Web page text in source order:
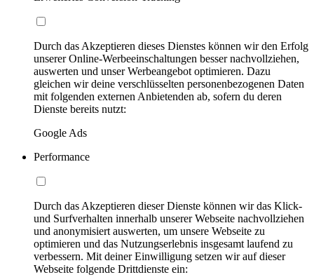
Durch das Akzeptieren dieses Dienstes können wir den Erfolg
unserer Online-Werbeeinschaltungen besser nachvollziehen,
auswerten und unser Werbeangebot optimieren. Dazu
gleichen wir deine verschlüsselten personenbezogenen Daten
mit folgenden externen Anbietenden ab, sofern du deren
Dienste bereits nutzt:
Google Ads
Performance
Durch das Akzeptieren dieser Dienste können wir das Klick-
und Surfverhalten innerhalb unserer Webseite nachvollziehen
und anonymisiert auswerten, um unsere Webseite zu
optimieren und das Nutzungserlebnis insgesamt laufend zu
verbessern. Mit deiner Einwilligung setzen wir auf dieser
Webseite folgende Drittdienste ein: